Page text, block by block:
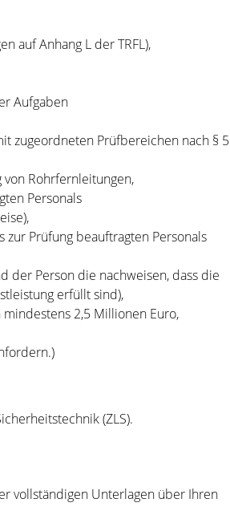
auf Anhang L der TRFL),
Aufgaben
zugeordneten Prüfbereichen nach § 5
Rohrfernleitungen,
Personals
Prüfung beauftragten Personals
der Person die nachweisen, dass die
erfüllt sind),
2,5 Millionen Euro,
(ZLS).
vollständigen Unterlagen über Ihren